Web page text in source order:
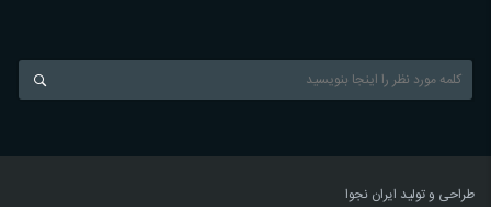
طراحی و تولید ایران نجوا